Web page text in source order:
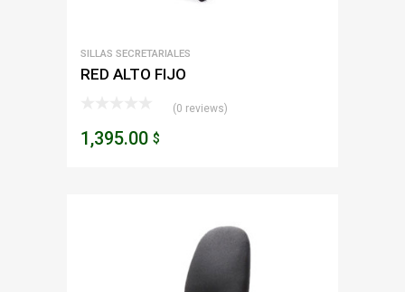
SILLAS SECRETARIALES
RED ALTO FIJO
(0 reviews)
1,395.00 $